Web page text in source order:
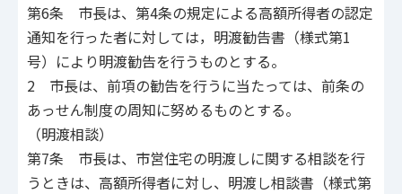
第6条 市長は、第4条の規定による高額所得者の認定
通知を行った者に対しては，明渡勧告書（様式第1
号）により明渡勧告を行うものとする。
2 市長は、前項の勧告を行うに当たっては、前条の
あっせん制度の周知に努めるものとする。
（明渡相談）
第7条 市長は、市営住宅の明渡しに関する相談を行
うときは、高額所得者に対し、明渡し相談書（様式第